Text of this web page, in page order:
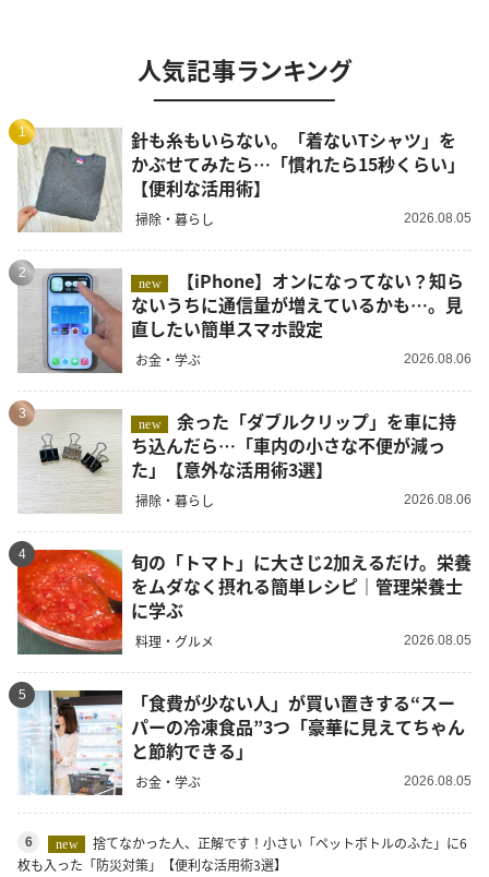
人気記事ランキング
1
針も糸もいらない。「着ないTシャツ」を
かぶせてみたら…「慣れたら15秒くらい」
【便利な活用術】
掃除・暮らし 2026.08.05
2
new
ないうちに通信量が増えているかも…。見
直したい簡単スマホ設定
お金・学ぶ 2026.08.06
3
new
余った「ダブルクリップ」を車に持
ち込んだら…「車内の小さな不便が減っ
た」【意外な活用術3選】
掃除・暮らし 2026.08.06
4
旬の「トマト」に大さじ2加えるだけ。栄養
をムダなく摂れる簡単レシピ｜管理栄養士
に学ぶ
料理・グルメ 2026.08.05
5
「食費が少ない人」が買い置きする“スー
パーの冷凍食品”3つ「豪華に見えてちゃん
と節約できる」
お金・学ぶ 2026.08.05
6 new
捨てなかった人、正解です！小さい「ペットボトルのふた」に6
枚も入った「防災対策」【便利な活用術3選】